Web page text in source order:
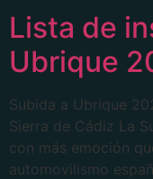
Lista de
Ubrique
Subida a Ubrique
Sierra de Cádiz La
con más emoción
automovilismo